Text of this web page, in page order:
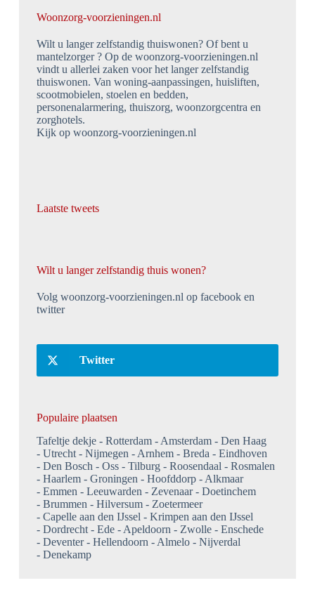
Woonzorg-voorzieningen.nl
Wilt u langer zelfstandig thuiswonen? Of bent u
mantelzorger ? Op de woonzorg-voorzieningen.nl
vindt u allerlei zaken voor het langer zelfstandig
thuiswonen. Van woning-aanpassingen, huisliften,
scootmobielen, stoelen en bedden,
personenalarmering, thuiszorg, woonzorgcentra en
zorghotels.
Kijk op woonzorg-voorzieningen.nl
Laatste tweets
Wilt u langer zelfstandig thuis wonen?
Volg woonzorg-voorzieningen.nl op facebook en
twitter
Twitter
Populaire plaatsen
Tafeltje dekje
Rotterdam Amsterdam
Den Haag
Utrecht
Nijmegen Arnhem Breda
Eindhoven
Den Bosch
Oss Tilburg Roosendaal
Rosmalen
Haarlem
Groningen Hoofddorp
Alkmaar
Emmen
Leeuwarden Zevenaar
Doetinchem
Brummen
Hilversum
Zoetermeer
Capelle aan den IJssel
Krimpen aan den IJssel
Dordrecht
Ede Apeldoorn Zwolle
Enschede
Deventer
Hellendoorn Almelo
Nijverdal
Denekamp